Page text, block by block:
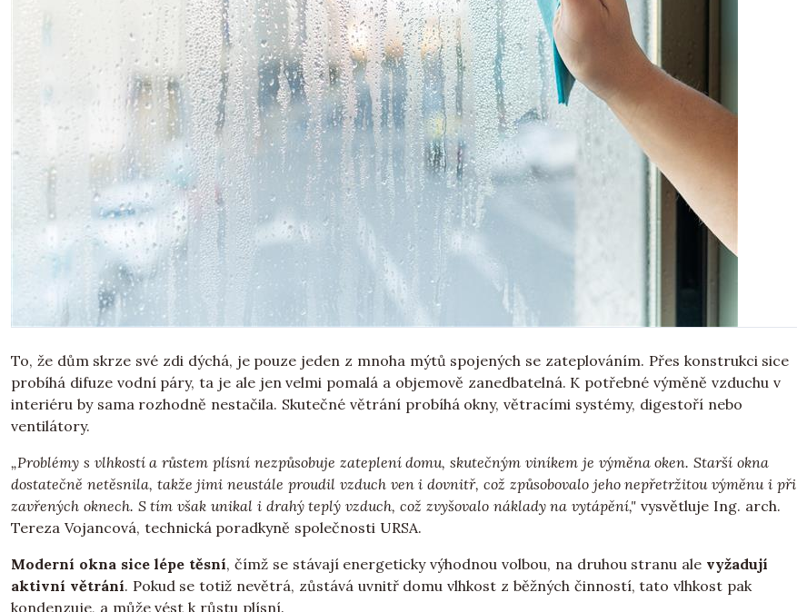
To, že dům skrze své zdi dýchá, je pouze jeden z mnoha mýtů spojených se zateplováním. Přes konstrukci sice
probíhá difuze vodní páry, ta je ale jen velmi pomalá a objemově zanedbatelná. K potřebné výměně vzduchu v
interiéru by sama rozhodně nestačila. Skutečné větrání probíhá okny, větracími systémy, digestoří nebo
ventilátory.
„Problémy s vlhkostí a růstem plísní nezpůsobuje zateplení domu, skutečným viníkem je výměna oken. Starší okna
dostatečně netěsnila, takže jimi neustále proudil vzduch ven i dovnitř, což způsobovalo jeho nepřetržitou výměnu i při
zavřených oknech. S tím však unikal i drahý teplý vzduch, což zvyšovalo náklady na vytápění," vysvětluje Ing. arch.
Tereza Vojancová, technická poradkyně společnosti URSA.
Moderní okna sice lépe těsní, čímž se stávají energeticky výhodnou volbou, na druhou stranu ale vyžadují
aktivní větrání. Pokud se totiž nevětrá, zůstává uvnitř domu vlhkost z běžných činností, tato vlhkost pak
kondenzuje, a může vést k růstu plísní.